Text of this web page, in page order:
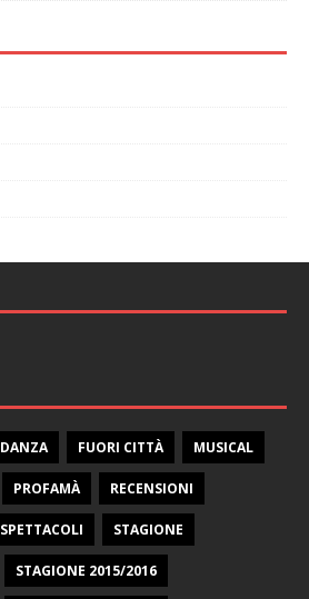
DANZA FUORI CITTÀ MUSICAL
PROFAMÀ RECENSIONI
SPETTACOLI STAGIONE
STAGIONE 2015/2016